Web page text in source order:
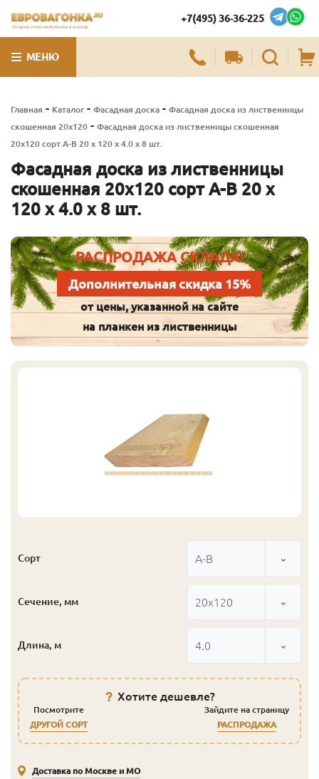
ЛУЧШИЕ ПИЛОМАТЕРИАЛЫ В МОСКВЕ
+7(495) 36-36-225
МЕНЮ
Главная - Каталог - Фасадная доска - Фасадная доска из лиственницы
скошенная 20х120 - Фасадная доска из лиственницы скошенная
20х120 сорт А-В 20 x 120 x 4.0 x 8 шт.
Фасадная доска из лиственницы
скошенная 20х120 сорт А-В 20 x
120 x 4.0 x 8 шт.
РАСПРОДАЖА СКЛАДА!
Дополнительная скидка 15%
от цены, указанной на сайте
на планкен из лиственницы
Сорт А-В
Сечение, мм 20x120
Длина, м 4.0
Хотите дешевле?
Посмотрите
ДРУГОЙ СОРТ
Зайдите на страницу
РАСПРОДАЖА
Доставка по Москве и МО